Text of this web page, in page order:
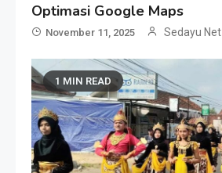
Optimasi Google Maps
November 11, 2025 Sedayu Net
1 MIN READ